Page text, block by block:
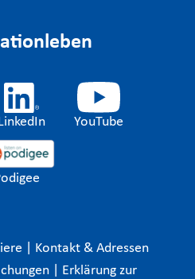
YouTube
Kontakt & Adressen
Erklärung zur